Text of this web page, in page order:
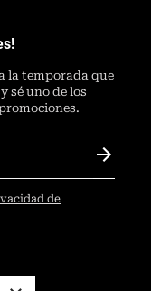
la temporada que
sé uno de los
de